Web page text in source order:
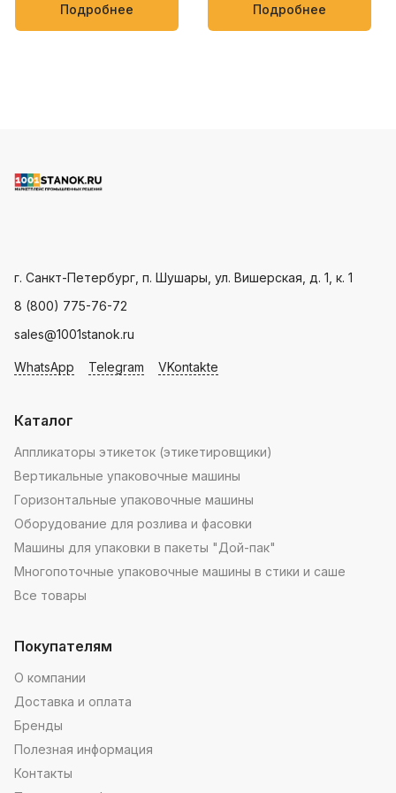
изделий, овощей и фруктов
Подробнее
полотенца, салфетки,
пищевые и бытовые
Подробнее
г. Санкт-Петербург, п. Шушары, ул. Вишерская, д. 1, к. 1
8 (800) 775-76-72
sales@1001stanok.ru
WhatsApp Telegram VKontakte
Каталог
Аппликаторы этикеток (этикетировщики)
Вертикальные упаковочные машины
Горизонтальные упаковочные машины
Оборудование для розлива и фасовки
Машины для упаковки в пакеты "Дой-пак"
Многопоточные упаковочные машины в стики и саше
Все товары
Покупателям
О компании
Доставка и оплата
Бренды
Полезная информация
Контакты